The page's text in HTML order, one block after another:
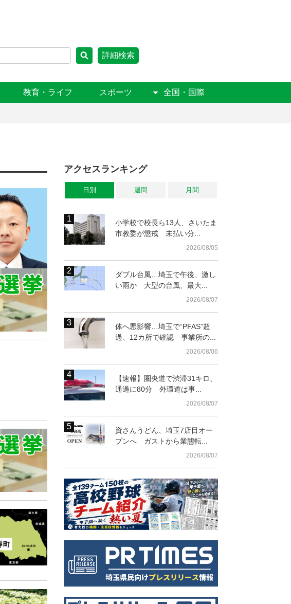
詳細検索
教育・ライフ スポーツ 全国・国際
アクセスランキング
日別 週間 月間
小学校で校長ら13人、さいたま
市教委が懲戒 未払い分...
2026/08/05
ダブル台風…埼玉で午後、激し
い雨か 大型の台風、最大...
2026/08/07
体へ悪影響…埼玉で“PFAS”超
過、12カ所で確認 事業所の...
2026/08/06
【速報】圏央道で渋滞31キロ、
通過に80分 外環道は事...
2026/08/07
資さんうどん、埼玉7店目オー
プンへ ガストから業態転...
2026/08/07